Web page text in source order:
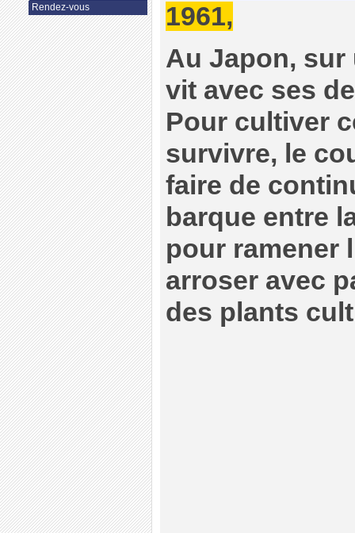
1961,
Au Japon, sur
vit avec ses
Pour cultiver
survivre, le
faire de
barque entre
pour ramener
arroser avec
des plants
Rendez-vous